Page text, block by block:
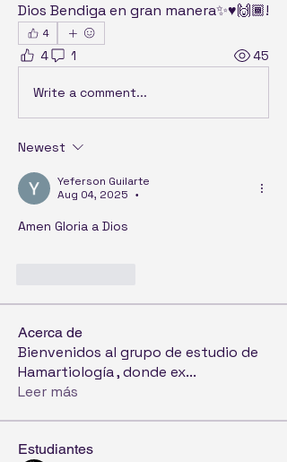
Dios Bendiga en gran manera✨️♥️🙌🏾!
4
4 1 45
Write a comment...
Newest
Yeferson Guilarte
Aug 04, 2025
•
Amen Gloria a Dios
Acerca de
Bienvenidos al grupo de estudio de
Hamartiología , donde ex...
Leer más
Estudiantes